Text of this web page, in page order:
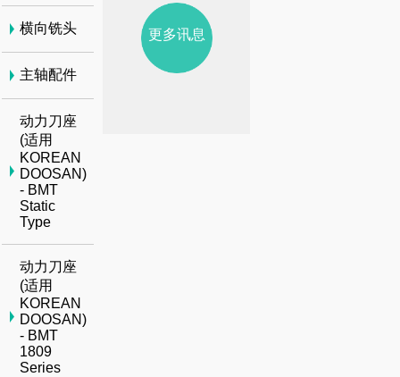
更多讯息
横向铣头
主轴配件
动力刀座
(适用
KOREAN
DOOSAN)
- BMT
Static
Type
动力刀座
(适用
KOREAN
DOOSAN)
- BMT
1809
Series